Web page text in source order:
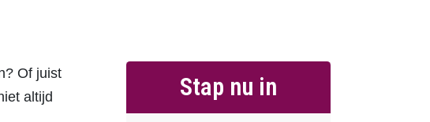
Stap nu in
Of juist
altijd